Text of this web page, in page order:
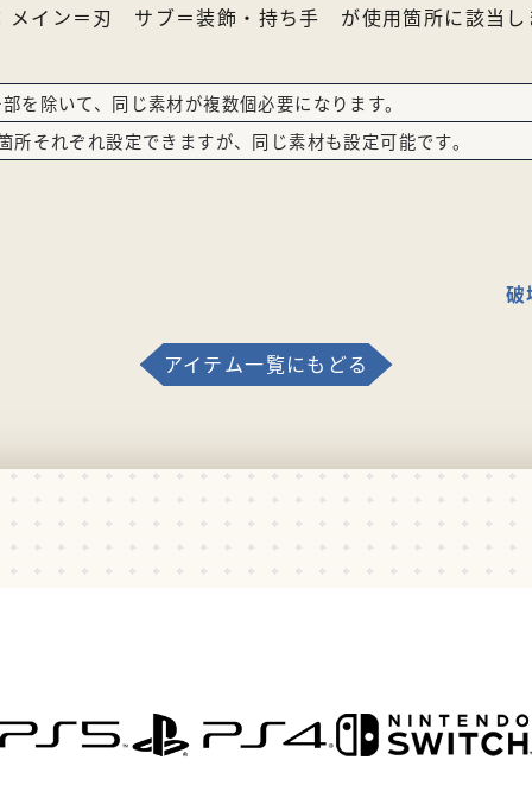
メイン＝刃 サブ＝装飾・持ち手 が使用箇所に該当し
を除いて、同じ素材が複数個必要になります。
所それぞれ設定できますが、同じ素材も設定可能です。
破
アイテム一覧にもどる